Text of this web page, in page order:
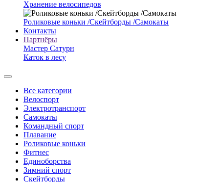
Хранение велосипедов
Роликовые коньки /Скейтборды /Самокаты
Контакты
Партнёры
Мастер Сатурн
Каток в лесу
Все категории
Велоспорт
Электротранспорт
Самокаты
Командный спорт
Плавание
Роликовые коньки
Фитнес
Единоборства
Зимний спорт
Скейтборды